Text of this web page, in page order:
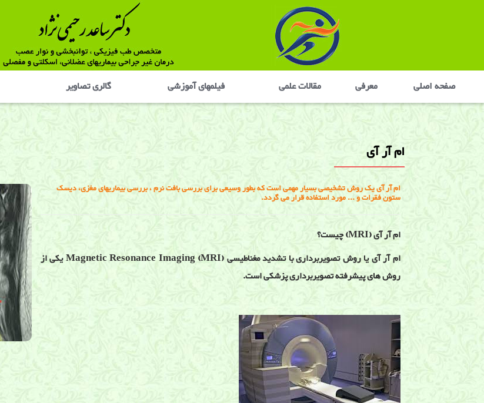
صفحه اصلی معرفی مقالات علمی فيلمهای آموزشی گالری تصاوير
ام آر آی
ام آر آی یک روش تشخیصی بسیار مهمی است که بطور وسیعی برای بررسی بافت نرم ، بررسی بیماریهای مغزی، دیسک
ستون فقرات و ... مورد استفاده قرار می گردد.
ام آر آی (MRI) چیست؟
ام آر آی یا روش تصویربرداری با تشدید مغناطیسی (Magnetic Resonance Imaging (MRI یکی از
روش های پیشرفته تصویربرداری پزشکی است.